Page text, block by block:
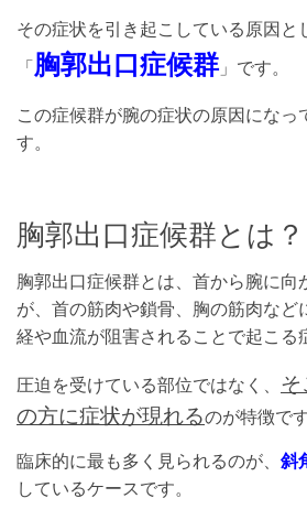
その症状を引き起こしている原因と
「胸郭出口症候群 」です。
この症候群が腕の症状の原因になっ
す。
胸郭出口症候群とは？
胸郭出口症候群とは、首から腕に向
が、首の筋肉や鎖骨、胸の筋肉など
経や血流が阻害されることで起こる
圧迫を受けている部位ではなく、
の方に症状が現れるのが特徴です
臨床的に最も多く見られるのが、 斜
しているケースです。